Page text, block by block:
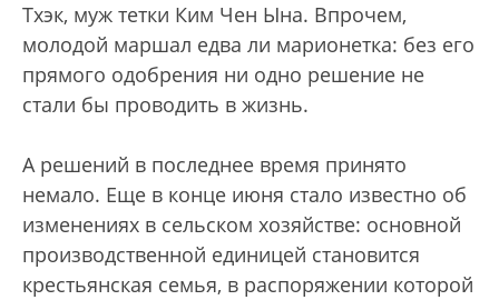
Тхэк, муж тетки Ким Чен Ына. Впрочем,
молодой маршал едва ли марионетка: без его
прямого одобрения ни одно решение не
стали бы проводить в жизнь.
А решений в последнее время принято
немало. Еще в конце июня стало известно об
изменениях в сельском хозяйстве: основной
производственной единицей становится
крестьянская семья, в распоряжении которой